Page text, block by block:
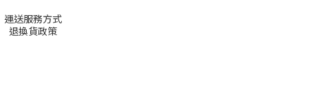
運送服務方式
退換貨政策